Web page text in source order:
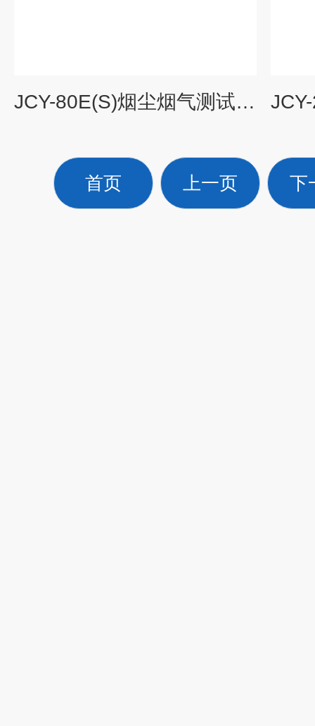
JCY-80E(S)烟尘烟气测试仪 烟气分析仪
首页 上一页 下